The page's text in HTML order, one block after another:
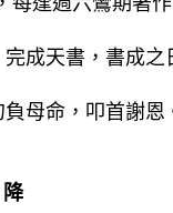
成天書，書成之
母命，叩首謝恩
降